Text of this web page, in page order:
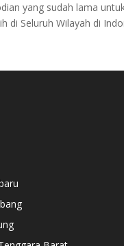
yang sudah lama
di Seluruh Wilayah di